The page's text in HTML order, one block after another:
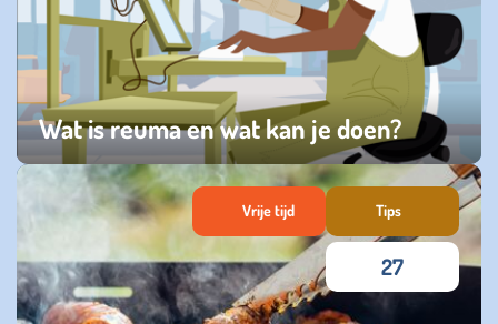
Wat is reuma en wat kan je doen?
vrijdag 27 maart 2026
Vrije tijd Tips
27